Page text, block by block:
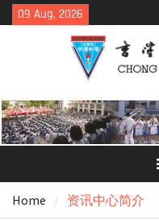
Skip
to
09 Aug, 2026
Home 资讯中心简介